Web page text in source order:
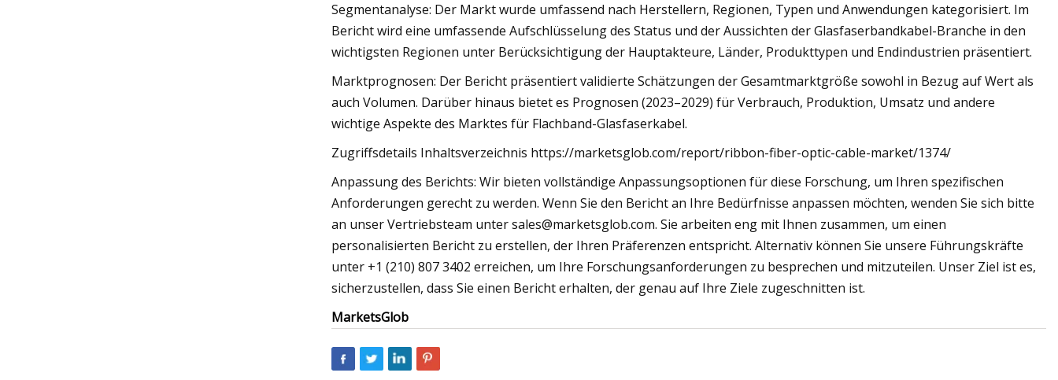
Segmentanalyse: Der Markt wurde umfassend nach Herstellern, Regionen, Typen und Anwendungen kategorisiert. Im
Bericht wird eine umfassende Aufschlüsselung des Status und der Aussichten der Glasfaserbandkabel-Branche in den
wichtigsten Regionen unter Berücksichtigung der Hauptakteure, Länder, Produkttypen und Endindustrien präsentiert.
Marktprognosen: Der Bericht präsentiert validierte Schätzungen der Gesamtmarktgröße sowohl in Bezug auf Wert als
auch Volumen. Darüber hinaus bietet es Prognosen (2023–2029) für Verbrauch, Produktion, Umsatz und andere
wichtige Aspekte des Marktes für Flachband-Glasfaserkabel.
Zugriffsdetails Inhaltsverzeichnis https://marketsglob.com/report/ribbon-fiber-optic-cable-market/1374/
Anpassung des Berichts: Wir bieten vollständige Anpassungsoptionen für diese Forschung, um Ihren spezifischen
Anforderungen gerecht zu werden. Wenn Sie den Bericht an Ihre Bedürfnisse anpassen möchten, wenden Sie sich bitte
an unser Vertriebsteam untersales@marketsglob.com. Sie arbeiten eng mit Ihnen zusammen, um einen
personalisierten Bericht zu erstellen, der Ihren Präferenzen entspricht. Alternativ können Sie unsere Führungskräfte
unter +1 (210) 807 3402 erreichen, um Ihre Forschungsanforderungen zu besprechen und mitzuteilen. Unser Ziel ist es,
sicherzustellen, dass Sie einen Bericht erhalten, der genau auf Ihre Ziele zugeschnitten ist.
MarketsGlob